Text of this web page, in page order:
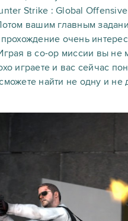
Strike : Global
вашим главным
очень
в co-op миссии вы не
играете и вас сейчас
найти не одну и не